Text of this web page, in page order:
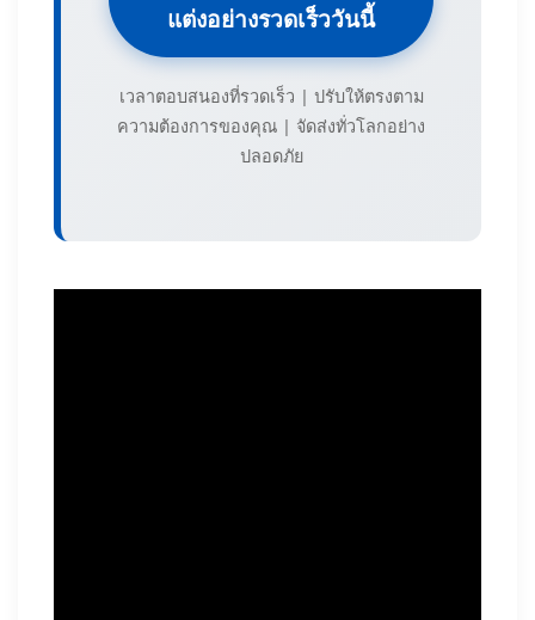
แต่งอย่างรวดเร็ววันนี้
เวลาตอบสนองที่รวดเร็ว | ปรับให้ตรงตาม
ความต้องการของคุณ | จัดส่งทั่วโลกอย่าง
ปลอดภัย